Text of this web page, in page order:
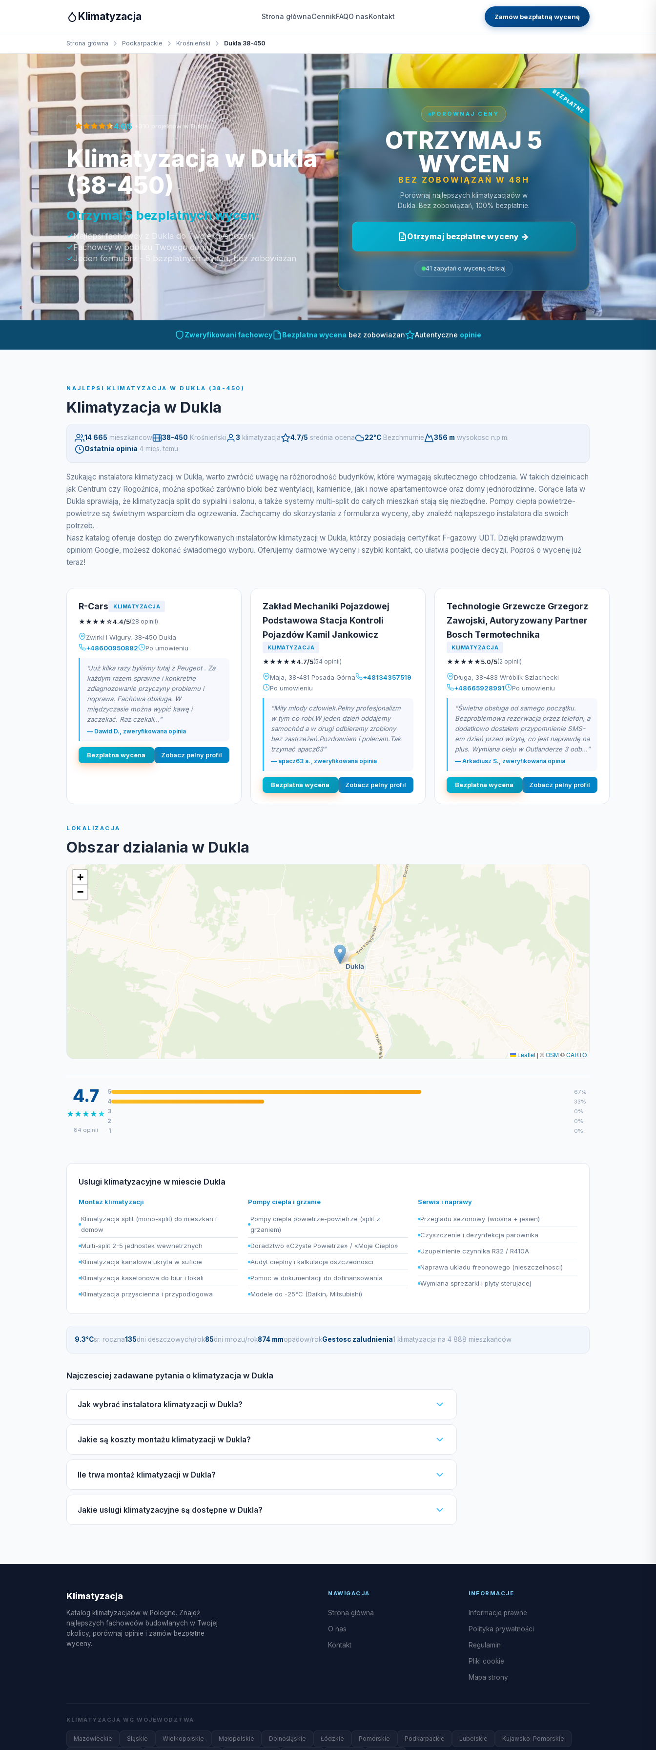
Klimatyzacja Strona głównaCennikFAQO nasKontakt Zamów bezpłatną wycenę
Strona główna Podkarpackie Krośnieński Dukla 38-450
Otrzymaj bezpłatną wycenę
4.6/5 +310 projektów w Dukla
Klimatyzacja w Dukla
(38-450)
Otrzymaj 5 bezplatnych wycen:
Najlepsi fachowcy z Dukla do Twojej dyspozycji
Fachowcy w poblizu Twojego domu
Jeden formularz - 5 bezplatnych wycen, bez zobowiazan
PORÓWNAJ CENY
OTRZYMAJ 5
WYCEN
BEZ ZOBOWIĄZAŃ W 48H
Porównaj najlepszych klimatyzacjaów w
Dukla. Bez zobowiązań, 100% bezpłatnie.
Otrzymaj bezpłatne wyceny
41 zapytań o wycenę dzisiaj
Zweryfikowani fachowcy Bezplatna wycena bez zobowiazan Autentyczne opinie
NAJLEPSI KLIMATYZACJA W DUKLA (38-450)
Klimatyzacja w Dukla
14 665 mieszkancow 38-450 Krośnieński 3 klimatyzacja 4.7/5 srednia ocena 22°C Bezchmurnie 356 m wysokosc n.p.m.
Ostatnia opinia 4 mies. temu
Szukając instalatora klimatyzacji w Dukla, warto zwrócić uwagę na różnorodność budynków, które wymagają skutecznego chłodzenia. W takich dzielnicach
jak Centrum czy Rogoźnica, można spotkać zarówno bloki bez wentylacji, kamienice, jak i nowe apartamentowce oraz domy jednorodzinne. Gorące lata w
Dukla sprawiają, że klimatyzacja split do sypialni i salonu, a także systemy multi-split do całych mieszkań stają się niezbędne. Pompy ciepła powietrze-
powietrze są świetnym wsparciem dla ogrzewania. Zachęcamy do skorzystania z formularza wyceny, aby znaleźć najlepszego instalatora dla swoich
potrzeb.
Nasz katalog oferuje dostęp do zweryfikowanych instalatorów klimatyzacji w Dukla, którzy posiadają certyfikat F-gazowy UDT. Dzięki prawdziwym
opiniom Google, możesz dokonać świadomego wyboru. Oferujemy darmowe wyceny i szybki kontakt, co ułatwia podjęcie decyzji. Poproś o wycenę już
teraz!
R-Cars KLIMATYZACJA
★★★★☆4.4/5(28 opinii)
Żwirki i Wigury, 38-450 Dukla
+48600950882
Po umowieniu
"Już kilka razy byliśmy tutaj z Peugeot . Za
każdym razem sprawne i konkretne
zdiagnozowanie przyczyny problemu i
nqprawa. Fachowa obsługa. W
międzyczasie można wypić kawę i
zaczekać. Raz czekali..."
— Dawid D., zweryfikowana opinia
Bezplatna wycena Zobacz pelny profil
Zakład Mechaniki Pojazdowej
Podstawowa Stacja Kontroli
Pojazdów Kamil Jankowicz
KLIMATYZACJA
★★★★★4.7/5(54 opinii)
Maja, 38-481 Posada Górna
+48134357519
Po umowieniu
"Miły młody człowiek.Pełny profesjonalizm
w tym co robi.W jeden dzień oddajemy
samochód a w drugi odbieramy zrobiony
bez zastrzeżeń.Pozdrawiam i polecam.Tak
trzymać apacz63"
— apacz63 a., zweryfikowana opinia
Bezplatna wycena Zobacz pelny profil
Technologie Grzewcze Grzegorz
Zawojski, Autoryzowany Partner
Bosch Termotechnika
KLIMATYZACJA
★★★★★5.0/5(2 opinii)
Długa, 38-483 Wróblik Szlachecki
+48665928991
Po umowieniu
"Świetna obsługa od samego początku.
Bezproblemowa rezerwacja przez telefon, a
dodatkowo dostałem przypomnienie SMS-
em dzień przed wizytą, co jest naprawdę na
plus. Wymiana oleju w Outlanderze 3 odb..."
— Arkadiusz S., zweryfikowana opinia
Bezplatna wycena Zobacz pelny profil
LOKALIZACJA
Obszar dzialania w Dukla
+
−
Leaflet | ©OSM©CARTO
4.7
★★★★★
84 opinii
5 67%
4 33%
3 0%
2 0%
1 0%
Uslugi klimatyzacyjne w miescie Dukla
Montaz klimatyzacji
Klimatyzacja split (mono-split) do mieszkan i
domow
Multi-split 2-5 jednostek wewnetrznych
Klimatyzacja kanalowa ukryta w suficie
Klimatyzacja kasetonowa do biur i lokali
Klimatyzacja przyscienna i przypodlogowa
Pompy ciepla i grzanie
Pompy ciepla powietrze-powietrze (split z
grzaniem)
Doradztwo «Czyste Powietrze» / «Moje Cieplo»
Audyt cieplny i kalkulacja oszczednosci
Pomoc w dokumentacji do dofinansowania
Modele do -25°C (Daikin, Mitsubishi)
Serwis i naprawy
Przegladu sezonowy (wiosna + jesien)
Czyszczenie i dezynfekcja parownika
Uzupelnienie czynnika R32 / R410A
Naprawa ukladu freonowego (nieszczelnosci)
Wymiana sprezarki i plyty sterujacej
9.3°Csr. roczna135dni deszczowych/rok85dni mrozu/rok874 mmopadow/rokGestosc zaludnienia1 klimatyzacja na 4 888 mieszkańców
Najczesciej zadawane pytania o klimatyzacja w Dukla
Jak wybrać instalatora klimatyzacji w Dukla?
autoryzacje producentów Daikin, Mitsubishi, Samsung, gwarancję oraz opinie. Możesz skorzystać z naszego
Jakie są koszty montażu klimatyzacji w Dukla?
(split lub multi-split), marki (ekonomiczna lub premium) oraz długości instalacji miedzianej. Zachęcamy do
Ile trwa montaż klimatyzacji w Dukla?
natomiast montaż multi-split może trwać od 1 do 3 dni. W sezonie wiosna-lato czas oczekiwania może się
Jakie usługi klimatyzacyjne są dostępne w Dukla?
oraz uzupełnianie czynnika R32.
Klimatyzacja
Katalog klimatyzacjaów w Pologne. Znajdź
najlepszych fachowców budowlanych w Twojej
okolicy, porównaj opinie i zamów bezpłatne
wyceny.
NAWIGACJA
Strona główna
O nas
Kontakt
INFORMACJE
Informacje prawne
Polityka prywatności
Regulamin
Pliki cookie
Mapa strony
KLIMATYZACJA WG WOJEWÓDZTWA
Mazowieckie Śląskie Wielkopolskie Małopolskie Dolnośląskie Łódzkie Pomorskie Podkarpackie Lubelskie Kujawsko-Pomorskie